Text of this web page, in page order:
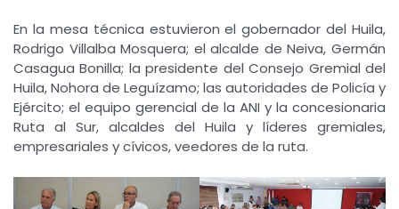
En la mesa técnica estuvieron el gobernador del Huila,
Rodrigo Villalba Mosquera; el alcalde de Neiva, Germán
Casagua Bonilla; la presidente del Consejo Gremial del
Huila, Nohora de Leguízamo; las autoridades de Policía y
Ejército; el equipo gerencial de la ANI y la concesionaria
Ruta al Sur, alcaldes del Huila y líderes gremiales,
empresariales y cívicos, veedores de la ruta.